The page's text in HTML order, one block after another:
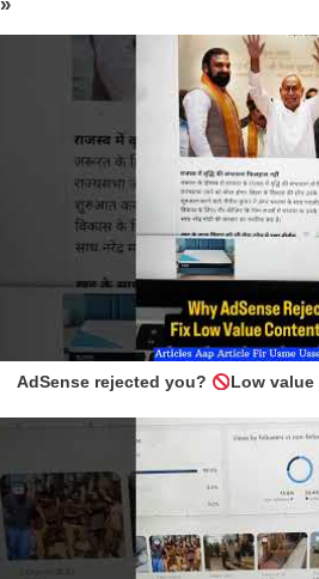
AdSense rejected you? Low